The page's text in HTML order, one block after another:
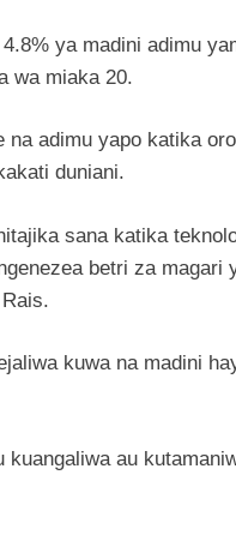
ya madini adimu
wa miaka 20.
na adimu yapo katika
duniani.
sana katika
betri za
kuwa na madini
kuangaliwa au